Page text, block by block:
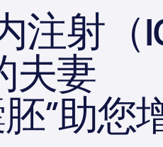
射（
夫妻
”助您